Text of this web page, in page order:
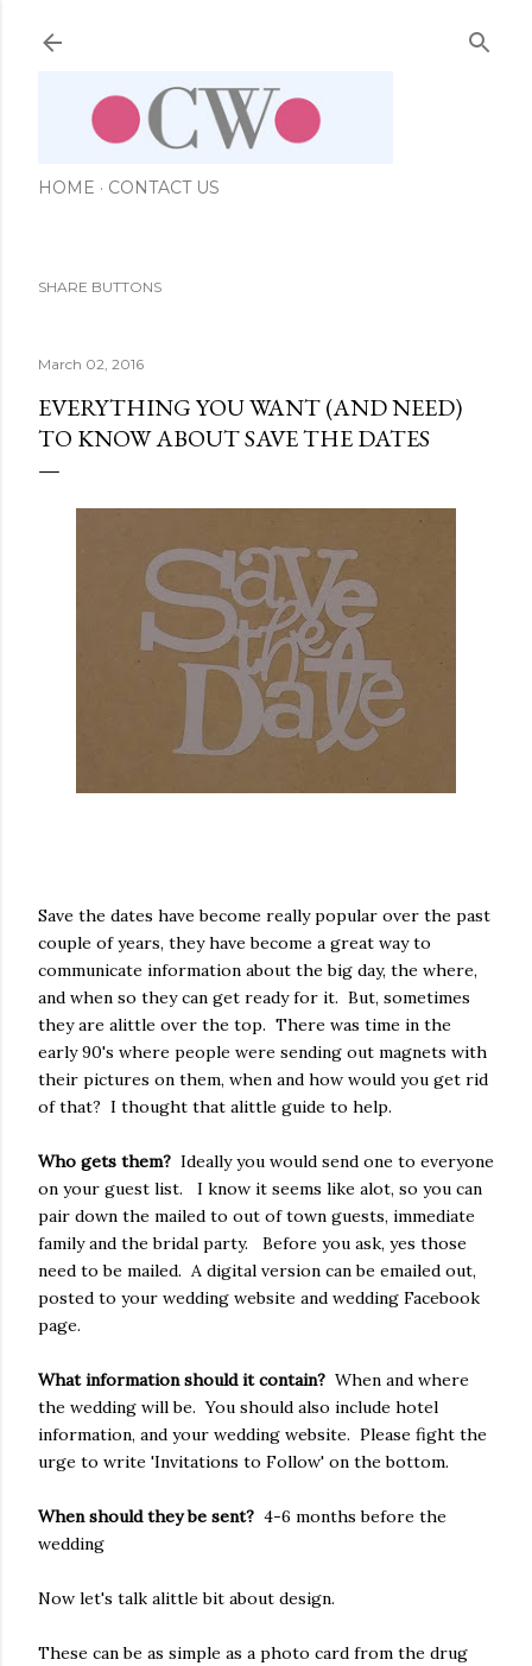
HOME CONTACT US
SHARE BUTTONS
March 02, 2016
EVERYTHING YOU WANT (AND NEED)
TO KNOW ABOUT SAVE THE DATES
Save the dates have become really popular over the past
couple of years, they have become a great way to
communicate information about the big day, the where,
and when so they can get ready for it. But, sometimes
they are alittle over the top. There was time in the
early 90's where people were sending out magnets with
their pictures on them, when and how would you get rid
of that? I thought that alittle guide to help.
Who gets them? Ideally you would send one to everyone
on your guest list. I know it seems like alot, so you can
pair down the mailed to out of town guests, immediate
family and the bridal party. Before you ask, yes those
need to be mailed. A digital version can be emailed out,
posted to your wedding website and wedding Facebook
page.
What information should it contain? When and where
the wedding will be. You should also include hotel
information, and your wedding website. Please fight the
urge to write 'Invitations to Follow' on the bottom.
When should they be sent? 4-6 months before the
wedding
Now let's talk alittle bit about design.
These can be as simple as a photo card from the drug